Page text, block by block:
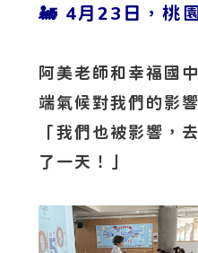
🚂 4月23日，桃
阿美老師和幸福國
端氣候對我們的影
「我們也被影響，
了一天！」